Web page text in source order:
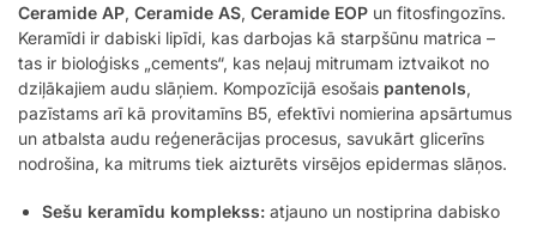
Ceramide AP, Ceramide AS, Ceramide EOP un fitosfingozīns.
Keramīdi ir dabiski lipīdi, kas darbojas kā starpšūnu matrica –
tas ir bioloģisks „cements“, kas neļauj mitrumam iztvaikot no
dziļākajiem audu slāņiem. Kompozīcijā esošais pantenols,
pazīstams arī kā provitamīns B5, efektīvi nomierina apsārtumus
un atbalsta audu reģenerācijas procesus, savukārt glicerīns
nodrošina, ka mitrums tiek aizturēts virsējos epidermas slāņos.
Sešu keramīdu komplekss: atjauno un nostiprina dabisko